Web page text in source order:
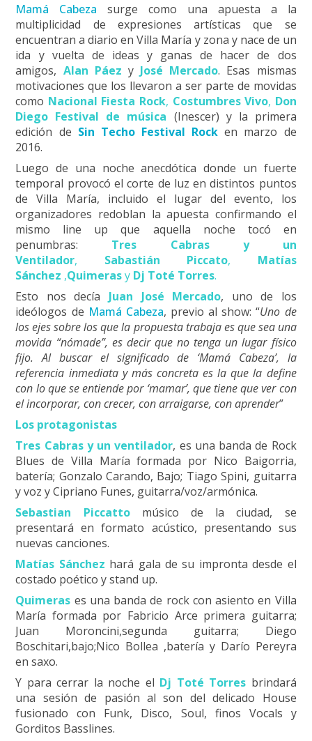
Mamá Cabeza surge como una apuesta a la
multiplicidad de expresiones artísticas que se
encuentran a diario en Villa María y zona y nace de un
ida y vuelta de ideas y ganas de hacer de dos
amigos, Alan Páez y José Mercado. Esas mismas
motivaciones que los llevaron a ser parte de movidas
como Nacional Fiesta Rock, Costumbres Vivo, Don
Diego Festival de música (Inescer) y la primera
edición de Sin Techo Festival Rock en marzo de
2016.
Luego de una noche anecdótica donde un fuerte
temporal provocó el corte de luz en distintos puntos
de Villa María, incluido el lugar del evento, los
organizadores redoblan la apuesta confirmando el
mismo line up que aquella noche tocó en
penumbras: Tres Cabras y un
Ventilador, Sabastián Piccato, Matías
Sánchez ,Quimerasy Dj Toté Torres.
Esto nos decía Juan José Mercado, uno de los
ideólogos de Mamá Cabeza, previo al show: “Uno de
los ejes sobre los que la propuesta trabaja es que sea una
movida “nómade”, es decir que no tenga un lugar físico
fijo. Al buscar el significado de ‘Mamá Cabeza’, la
referencia inmediata y más concreta es la que la define
con lo que se entiende por ‘mamar’, que tiene que ver con
el incorporar, con crecer, con arraigarse, con aprender”
Los protagonistas
Tres Cabras y un ventilador, es una banda de Rock
Blues de Villa María formada por Nico Baigorria,
batería; Gonzalo Carando, Bajo; Tiago Spini, guitarra
y voz y Cipriano Funes, guitarra/voz/armónica.
Sebastian Piccattomúsico de la ciudad, se
presentará en formato acústico, presentando sus
nuevas canciones.
Matías Sánchez hará gala de su impronta desde el
costado poético y stand up.
Quimeras es una banda de rock con asiento en Villa
María formada por Fabricio Arce primera guitarra;
Juan Moroncini,segunda guitarra; Diego
Boschitari,bajo;Nico Bollea ,batería y Darío Pereyra
en saxo.
Y para cerrar la noche el Dj Toté Torres brindará
una sesión de pasión al son del delicado House
fusionado con Funk, Disco, Soul, finos Vocals y
Gorditos Basslines.